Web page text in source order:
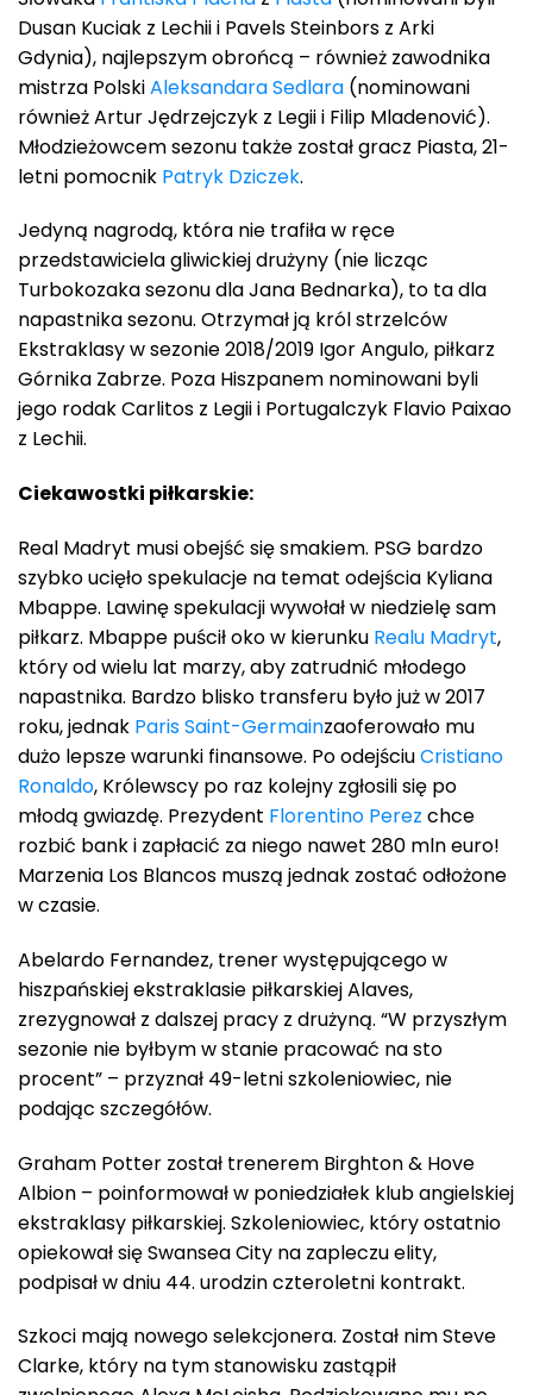
Dusan Kuciak z Lechii i Pavels Steinbors z Arki
Gdynia), najlepszym obrońcą – również zawodnika
mistrza PolskiAleksandara Sedlara (nominowani
również Artur Jędrzejczyk z Legii i Filip Mladenović).
Młodzieżowcem sezonu także został gracz Piasta, 21-
letni pomocnik Patryk Dziczek.
Jedyną nagrodą, która nie trafiła w ręce
przedstawiciela gliwickiej drużyny (nie licząc
Turbokozaka sezonu dla Jana Bednarka), to ta dla
napastnika sezonu. Otrzymał ją król strzelców
Ekstraklasy w sezonie 2018/2019 Igor Angulo, piłkarz
Górnika Zabrze. Poza Hiszpanem nominowani byli
jego rodak Carlitos z Legii i Portugalczyk Flavio Paixao
z Lechii.
Ciekawostki piłkarskie:
Real Madryt musi obejść się smakiem. PSG bardzo
szybko ucięło spekulacje na temat odejścia Kyliana
Mbappe. Lawinę spekulacji wywołał w niedzielę sam
piłkarz. Mbappe puścił oko w kierunku Realu Madryt,
który od wielu lat marzy, aby zatrudnić młodego
napastnika. Bardzo blisko transferu było już w 2017
roku, jednak Paris Saint-Germainzaoferowało mu
dużo lepsze warunki finansowe. Po odejściuCristiano
Ronaldo, Królewscy po raz kolejny zgłosili się po
młodą gwiazdę. Prezydent Florentino Perez chce
rozbić bank i zapłacić za niego nawet 280 mln euro!
Marzenia Los Blancos muszą jednak zostać odłożone
w czasie.
Abelardo Fernandez, trener występującego w
hiszpańskiej ekstraklasie piłkarskiej Alaves,
zrezygnował z dalszej pracy z drużyną. “W przyszłym
sezonie nie byłbym w stanie pracować na sto
procent” – przyznał 49-letni szkoleniowiec, nie
podając szczegółów.
Graham Potter został trenerem Birghton & Hove
Albion – poinformował w poniedziałek klub angielskiej
ekstraklasy piłkarskiej. Szkoleniowiec, który ostatnio
opiekował się Swansea City na zapleczu elity,
podpisał w dniu 44. urodzin czteroletni kontrakt.
Szkoci mają nowego selekcjonera. Został nim Steve
Clarke, który na tym stanowisku zastąpił